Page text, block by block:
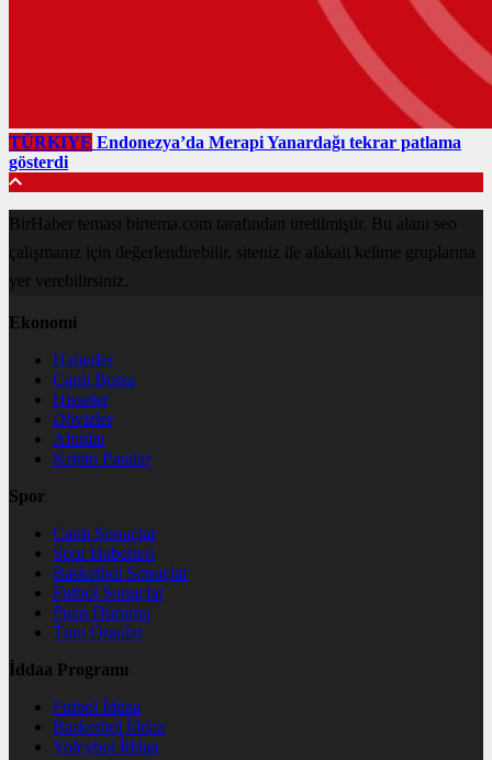
TÜRKIYE Endonezya’da Merapi Yanardağı tekrar patlama
gösterdi
BirHaber teması birtema.com tarafından üretilmiştir. Bu alanı seo
çalışmanız için değerlendirebilir, siteniz ile alakalı kelime gruplarına
yer verebilirsiniz.
Ekonomi
Haberler
Canlı Borsa
Hisseler
Dövizler
Altınlar
Kripto Paralar
Spor
Canlı Sonuçlar
Spor Haberleri
Basketbol Sonuçlar
Futbol Sonuçlar
Puan Durumu
Tüm Oranlar
İddaa Programı
Futbol İddaa
Basketbol İddaa
Voleybol İddaa